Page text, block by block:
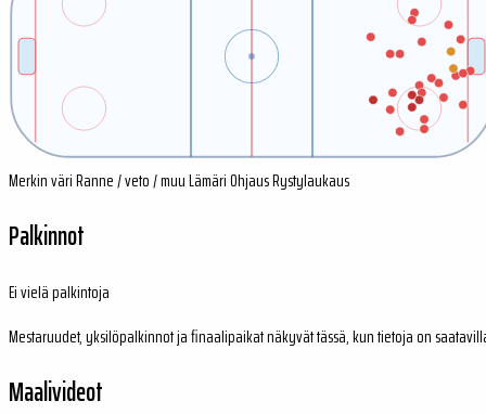
Merkin väriRanne / veto / muuLämäriOhjausRystylaukaus
Palkinnot
Ei vielä palkintoja
Mestaruudet, yksilöpalkinnot ja finaalipaikat näkyvät tässä, kun tietoja on
Maalivideot